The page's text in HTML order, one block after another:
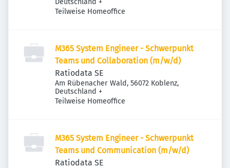
Deutschland +
Teilweise Homeoffice
M365 System Engineer - Schwerpunkt
Teams und Collaboration (m/w/d)
Ratiodata SE
Am Rübenacher Wald, 56072 Koblenz,
Deutschland +
Teilweise Homeoffice
M365 System Engineer - Schwerpunkt
Teams und Communication (m/w/d)
Ratiodata SE